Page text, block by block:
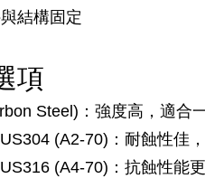
結構固定
項
Steel)：強度高，適合
(A2-70)：耐蝕性佳
(A4-70)：抗蝕性能